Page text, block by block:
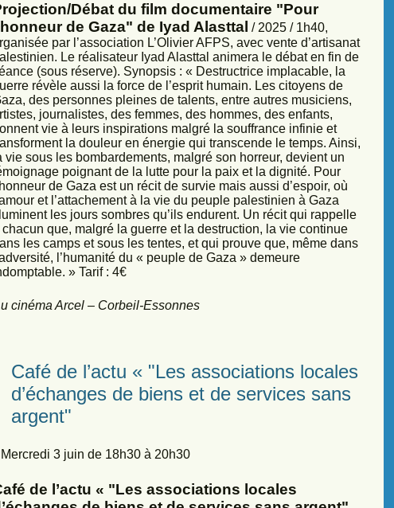
Débat du film documentaire "Pour
de Gaza" de Iyad Alasttal / 2025 / 1h40,
par l’association L’Olivier AFPS, avec vente d’artisanat
Le réalisateur Iyad Alasttal animera le débat en fin de
(sous réserve). Synopsis : « Destructrice implacable, la
révèle aussi la force de l’esprit humain. Les citoyens de
des personnes pleines de talents, entre autres musiciens,
journalistes, des femmes, des hommes, des enfants,
vie à leurs inspirations malgré la souffrance infinie et
la douleur en énergie qui transcende le temps. Ainsi,
vie sous les bombardements, malgré son horreur, devient un
poignant de la lutte pour la paix et la dignité. Pour
de Gaza est un récit de survie mais aussi d’espoir, où
et l’attachement à la vie du peuple palestinien à Gaza
les jours sombres qu’ils endurent. Un récit qui rappelle
chacun que, malgré la guerre et la destruction, la vie continue
les camps et sous les tentes, et qui prouve que, même dans
l’humanité du « peuple de Gaza » demeure
» Tarif : 4€
cinéma Arcel – Corbeil-Essonnes
Café de l’actu « "Les associations locales
d’échanges de biens et de services sans
argent"
Mercredi 3 juin de 18h30 à 20h30
de l’actu « "Les associations locales